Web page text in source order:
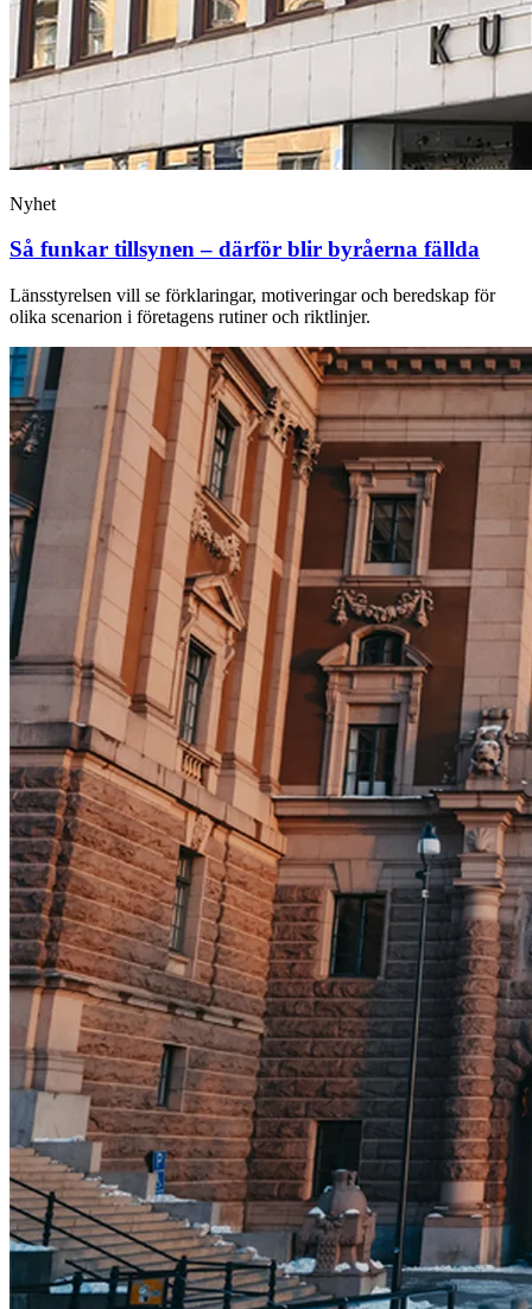
Nyhet
Så funkar tillsynen – därför blir byråerna fällda
Länsstyrelsen vill se ­förklaringar, motiveringar och beredskap för
olika ­scenarion i företagens rutiner och riktlinjer.